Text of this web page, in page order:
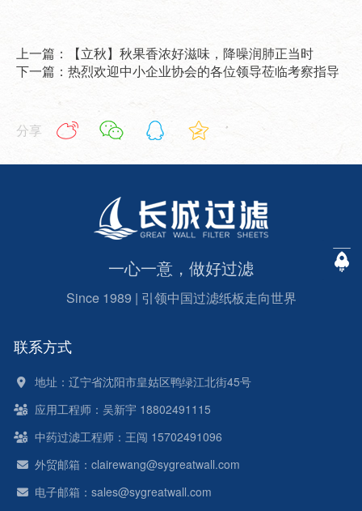
上一篇：【立秋】秋果香浓好滋味，降噪润肺正当时
下一篇：热烈欢迎中小企业协会的各位领导莅临考察指导
分享
一心一意，做好过滤
Since 1989 | 引领中国过滤纸板走向世界
联系方式
地址：辽宁省沈阳市皇姑区鸭绿江北街45号
应用工程师：吴新宇 18802491115
中药过滤工程师：王闯 15702491096
外贸邮箱：clairewang@sygreatwall.com
电子邮箱：sales@sygreatwall.com